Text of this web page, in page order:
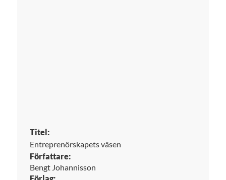
Titel:
Entreprenörskapets väsen
Författare:
Bengt Johannisson